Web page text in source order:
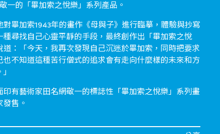
一的「畢加索之悅樂」系列產品。
畢加索1943年的畫作《母與子》進行臨摹，體驗與抄寫
尋找自己心靈平靜的手段，最終創作出「畢加索之悅
：「今天，我再次發現自己沉迷於畢加索，同時把要求
不知道這種苦行僧式的追求會有走向什麼樣的未來和方
有藝術家田名網敬一的標誌性「畢加索之悅樂」系列畫
售。